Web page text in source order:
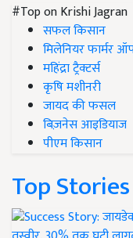
#Top on Krishi Jagran
सफल किसान
मिलेनियर फार्मर
महिंद्रा ट्रैक्टर्स
कृषि मशीनरी
जायद की फसल
बिज़नेस आइडियाज
पीएम किसान
Top Stories